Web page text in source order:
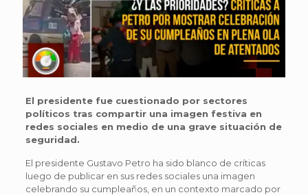
El presidente fue cuestionado por sectores
políticos tras compartir una imagen festiva en
redes sociales en medio de una grave situación de
seguridad.
El presidente Gustavo Petro ha sido blanco de críticas
luego de publicar en sus redes sociales una imagen
celebrando su cumpleaños, en un contexto marcado por